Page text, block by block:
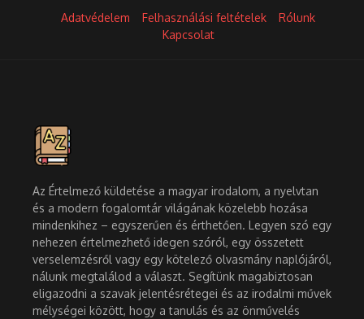
Adatvédelem Felhasználási feltételek
Rólunk
Kapcsolat
Az Értelmező küldetése a magyar irodalom, a nyelvtan
és a modern fogalomtár világának közelebb hozása
mindenkihez – egyszerűen és érthetően. Legyen szó egy
nehezen értelmezhető idegen szóról, egy összetett
verselemzésről vagy egy kötelező olvasmány naplójáról,
nálunk megtalálod a választ. Segítünk magabiztosan
eligazodni a szavak jelentésrétegei és az irodalmi művek
mélységei között, hogy a tanulás és az önművelés